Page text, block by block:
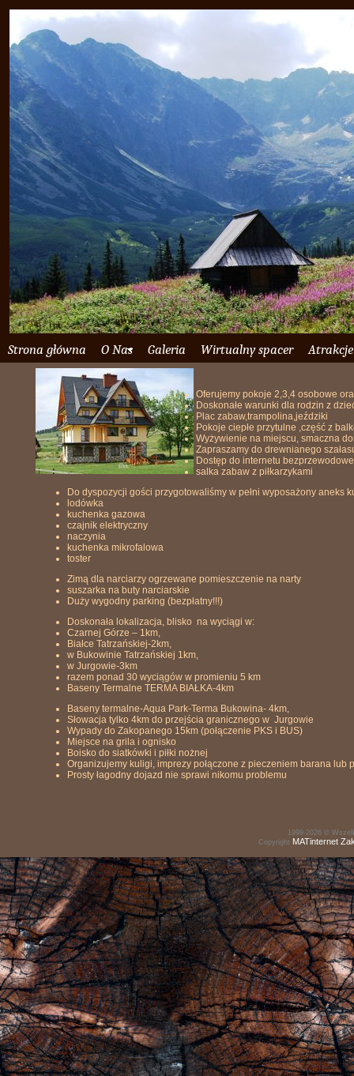
Strona główna O Nas Galeria Wirtualny spacer Atrakcje
Oferujemy pokoje 2,3,4 osobowe
Doskonałe warunki dla rodzin z
Plac zabaw,trampolina,jeździki
Pokoje ciepłe przytulne ,część z
Wyżywienie na miejscu, smaczna
Zapraszamy do drewnianego
Dostęp do internetu
salka zabaw z piłkarzykami
Do dyspozycji gości przygotowaliśmy w pełni wyposażony aneks
lodówka
kuchenka gazowa
czajnik elektryczny
naczynia
kuchenka mikrofalowa
toster
Zimą dla narciarzy ogrzewane pomieszczenie na narty
suszarka na buty narciarskie
Duży wygodny parking (bezpłatny!!!)
Doskonała lokalizacja, blisko na wyciągi w:
Czarnej Górze – 1km,
Białce Tatrzańskiej-2km,
w Bukowinie Tatrzańskiej 1km,
w Jurgowie-3km
razem ponad 30 wyciągów w promieniu 5 km
Baseny Termalne TERMA BIAŁKA-4km
Baseny termalne-Aqua Park-Terma Bukowina- 4km,
Słowacja tylko 4km do przejścia granicznego w Jurgowie
Wypady do Zakopanego 15km (połączenie PKS i BUS)
Miejsce na grila i ognisko
Boisko do siatkówki i piłki nożnej
Organizujemy kuligi, imprezy połączone z pieczeniem barana lub
Prosty łagodny dojazd nie sprawi nikomu problemu
1999-2026 ©
Copyright MATinternet